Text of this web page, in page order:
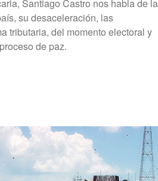
Santiago Castro nos habla de la
su desaceleración, las
tributaria, del momento electoral y
de paz.